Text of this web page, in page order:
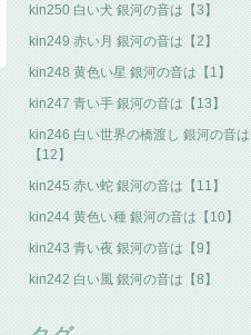
kin250 白い犬 銀河の音は【3】
kin249 赤い月 銀河の音は【2】
kin248 黄色い星 銀河の音は【1】
kin247 青い手 銀河の音は【13】
kin246 白い世界の橋渡し 銀河の音は
【12】
kin245 赤い蛇 銀河の音は【11】
kin244 黄色い種 銀河の音は【10】
kin243 青い夜 銀河の音は【9】
kin242 白い風 銀河の音は【8】